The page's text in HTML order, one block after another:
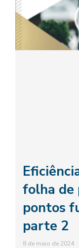
folha de
pontos
parte 2
8 de maio de 2024